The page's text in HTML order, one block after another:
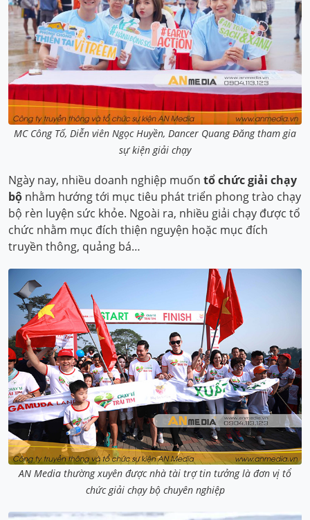
MC Công Tố, Diễn viên Ngọc Huyền, Dancer Quang Đăng tham gia
sự kiện giải chạy
Ngày nay, nhiều doanh nghiệp muốn tổ chức giải chạy
bộ nhằm hướng tới mục tiêu phát triển phong trào chạy
bộ rèn luyện sức khỏe. Ngoài ra, nhiều giải chạy được tổ
chức nhằm mục đích thiện nguyện hoặc mục đích
truyền thông, quảng bá…
AN Media thường xuyên được nhà tài trợ tin tưởng là đơn vị tổ
chức giải chạy bộ chuyên nghiệp